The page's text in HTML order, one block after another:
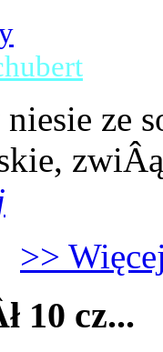
ze
>>
10 cz...